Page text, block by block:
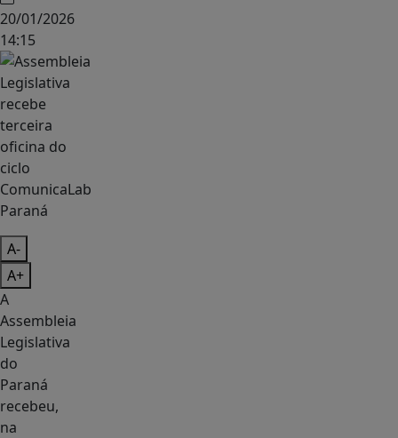
20/01/2026
14:15
A-
A+
A
Assembleia
Legislativa
do
Paraná
recebeu,
na